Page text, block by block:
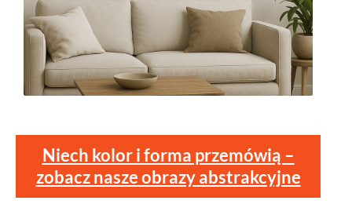
Niech kolor i forma przemówią –
zobacz nasze obrazy abstrakcyjne